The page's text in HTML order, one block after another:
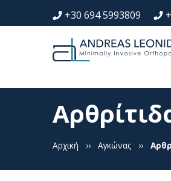
+30 694 5993809
Αρχική ›› Αγκώνας ››